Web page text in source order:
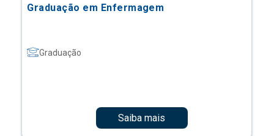
Graduação em Enfermagem
Graduação
Saiba mais